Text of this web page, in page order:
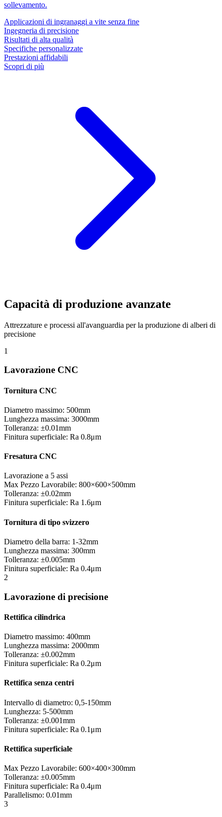
sollevamento.
Applicazioni di ingranaggi a vite senza fine
Ingegneria di precisione
Risultati di alta qualità
Specifiche personalizzate
Prestazioni affidabili
Scopri di più
Capacità di produzione avanzate
Attrezzature e processi all'avanguardia per la produzione di alberi di
precisione
1
Lavorazione CNC
Tornitura CNC
Diametro massimo: 500mm
Lunghezza massima: 3000mm
Tolleranza: ±0.01mm
Finitura superficiale: Ra 0.8μm
Fresatura CNC
Lavorazione a 5 assi
Max Pezzo Lavorabile: 800×600×500mm
Tolleranza: ±0.02mm
Finitura superficiale: Ra 1.6μm
Tornitura di tipo svizzero
Diametro della barra: 1-32mm
Lunghezza massima: 300mm
Tolleranza: ±0.005mm
Finitura superficiale: Ra 0.4μm
2
Lavorazione di precisione
Rettifica cilindrica
Diametro massimo: 400mm
Lunghezza massima: 2000mm
Tolleranza: ±0.002mm
Finitura superficiale: Ra 0.2μm
Rettifica senza centri
Intervallo di diametro: 0,5-150mm
Lunghezza: 5-500mm
Tolleranza: ±0.001mm
Finitura superficiale: Ra 0.1μm
Rettifica superficiale
Max Pezzo Lavorabile: 600×400×300mm
Tolleranza: ±0.005mm
Finitura superficiale: Ra 0.4μm
Parallelismo: 0.01mm
3